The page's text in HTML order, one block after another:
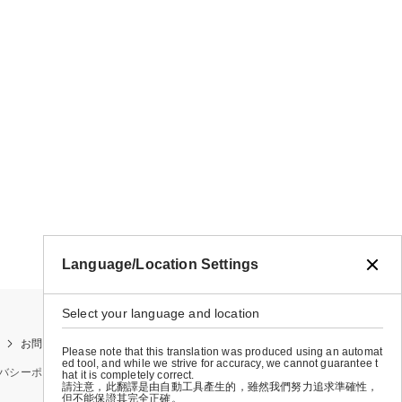
お問い合わせ
シーポリシー 特定商取引法に基づく表示 会社概要
Language/Location Settings
Select your language and location
Please note that this translation was produced using an automat
ed tool, and while we strive for accuracy, we cannot guarantee t
hat it is completely correct.
請注意，此翻譯是由自動工具產生的，雖然我們努力追求準確性，
但不能保證其完全正確。